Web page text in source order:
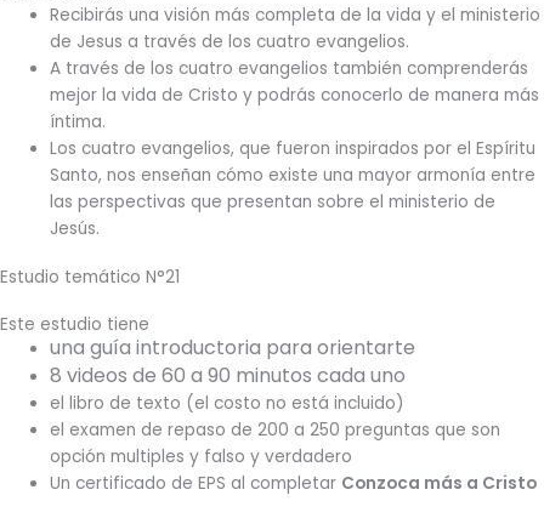
Recibirás una visión más completa de la vida y el ministerio
de Jesus a través de los cuatro evangelios.
A través de los cuatro evangelios también comprenderás
mejor la vida de Cristo y podrás conocerlo de manera más
íntima.
Los cuatro evangelios, que fueron inspirados por el Espíritu
Santo, nos enseñan cómo existe una mayor armonía entre
las perspectivas que presentan sobre el ministerio de
Jesús.
Estudio temático N°21
Este estudio tiene
una guía introductoria para orientarte
8 videos de 60 a 90 minutos cada uno
el libro de texto (el costo no está incluido)
el examen de repaso de 200 a 250 preguntas que son
opción multiples y falso y verdadero
Un certificado de EPS al completar Conzoca más a Cristo